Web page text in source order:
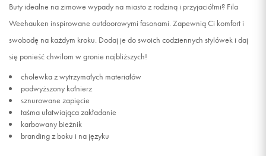
Buty idealne na zimowe wypady na miasto z rodziną i przyjaciółmi? Fila
Weehauken inspirowane outdoorowymi fasonami. Zapewnią Ci komfort i
swobodę na każdym kroku. Dodaj je do swoich codziennych stylówek i daj
się ponieść chwilom w gronie najbliższych!
cholewka z wytrzymałych materiałów
podwyższony kołnierz
sznurowane zapięcie
taśma ułatwiająca zakładanie
karbowany bieżnik
branding z boku i na języku